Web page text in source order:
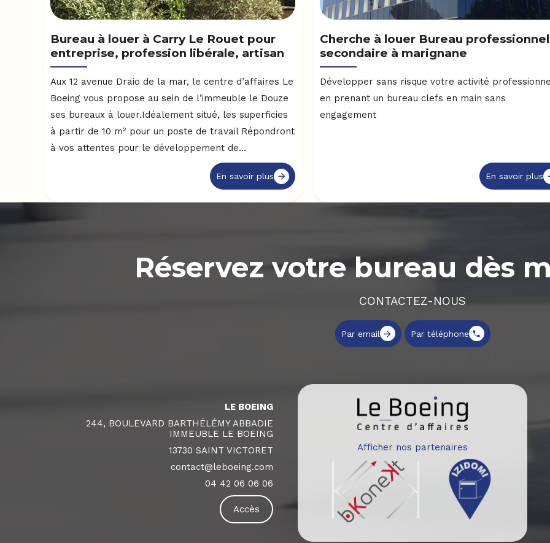
Bureau à louer à Carry Le Rouet pour
entreprise, profession libérale, artisan
Aux 12 avenue Draio de la mar, le centre d’affaires Le
Boeing vous propose au sein de l’immeuble le Douze
ses bureaux à louer.Idéalement situé, les superficies
à partir de 10 m² pour un poste de travail Répondront
à vos attentes pour le développement de...
En savoir plus
Cherche à louer Bureau professionnel
secondaire à marignane
Développer sans risque votre activité
en prenant un bureau clefs en main sans
engagement
En savoir plus
Réservez votre bureau dès
CONTACTEZ-NOUS
Par email Par téléphone
LE BOEING
244, BOULEVARD BARTHÉLÉMY ABBADIE
IMMEUBLE LE BOEING
13730 SAINT VICTORET
contact@leboeing.com
04 42 06 06 06
Accès
Afficher nos partenaires